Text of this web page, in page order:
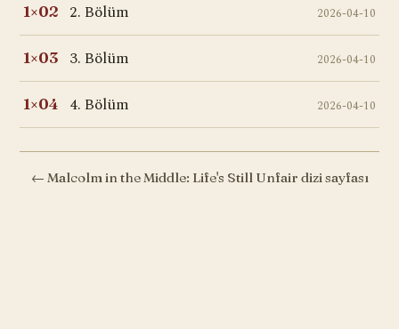
1×02 2. Bölüm 2026-04-10
1×03 3. Bölüm 2026-04-10
1×04 4. Bölüm 2026-04-10
← Malcolm in the Middle: Life's Still Unfair dizi sayfası